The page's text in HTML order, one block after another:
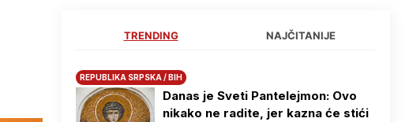
TRENDING NAJČITANIJE
REPUBLIKA SRPSKA / BIH
Danas je Sveti Pantelejmon: Ovo
nikako ne radite, jer kazna će stići